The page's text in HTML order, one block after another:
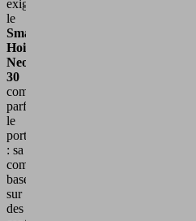
exigé,
le
Smart
Hoist
Neo
30
complète
parfaitement
le
portefeuille
: sa
commande
basée
sur
des